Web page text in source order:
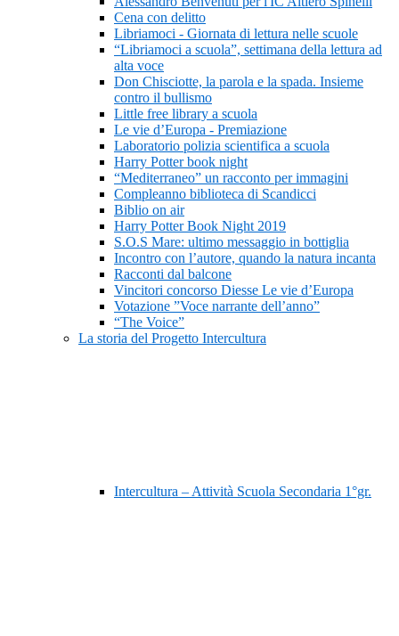
Cena con delitto
Libriamoci - Giornata di lettura nelle scuole
“Libriamoci a scuola”, settimana della lettura ad
alta voce
Don Chisciotte, la parola e la spada. Insieme
contro il bullismo
Little free library a scuola
Le vie d’Europa - Premiazione
Laboratorio polizia scientifica a scuola
Harry Potter book night
“Mediterraneo” un racconto per immagini
Compleanno biblioteca di Scandicci
Biblio on air
Harry Potter Book Night 2019
S.O.S Mare: ultimo messaggio in bottiglia
Incontro con l’autore, quando la natura incanta
Racconti dal balcone
Vincitori concorso Diesse Le vie d’Europa
Votazione ”Voce narrante dell’anno”
“The Voice”
La storia del Progetto Intercultura
Intercultura – Attività Scuola Secondaria 1°gr.